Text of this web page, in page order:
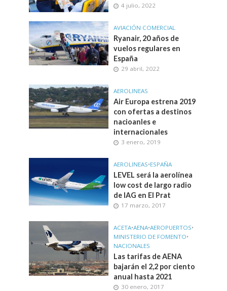
4 julio, 2022
AVIACIÓN COMERCIAL
Ryanair, 20 años de
vuelos regulares en
España
29 abril, 2022
AEROLINEAS
Air Europa estrena 2019
con ofertas a destinos
nacioanles e
internacionales
3 enero, 2019
AEROLINEAS•ESPAÑA
LEVEL será la aerolínea
low cost de largo radio
de IAG en El Prat
17 marzo, 2017
ACETA•AENA•AEROPUERTOS•
MINISTERIO DE FOMENTO•
NACIONALES
Las tarifas de AENA
bajarán el 2,2 por ciento
anual hasta 2021
30 enero, 2017